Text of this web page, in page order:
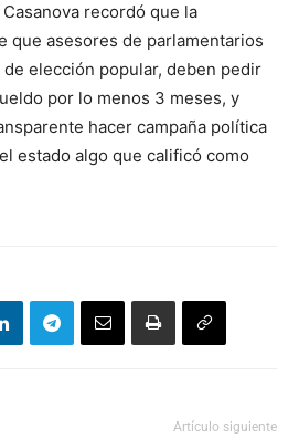
recordó que la
que asesores de parlamentarios
elección popular, deben pedir
por lo menos 3 meses, y
hacer campaña política
estado algo que calificó como
Artículo siguiente